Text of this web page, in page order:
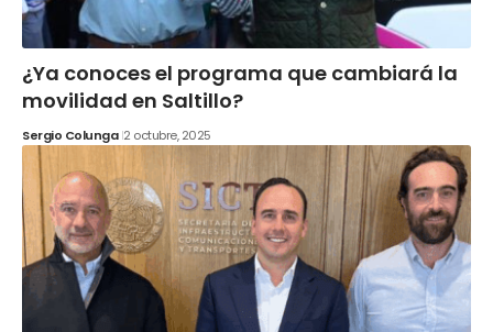
¿Ya conoces el programa que cambiará la
movilidad en Saltillo?
Sergio Colunga 2 octubre, 2025